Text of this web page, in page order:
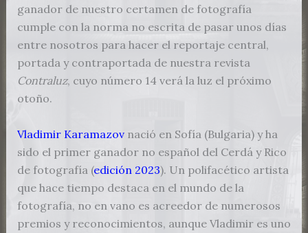
ganador de nuestro certamen de fotografía
cumple con la norma no escrita de pasar unos días
entre nosotros para hacer el reportaje central,
portada y contraportada de nuestra revista
Contraluz, cuyo número 14 verá la luz el próximo
otoño.
Vladimir Karamazovnació en Sofía (Bulgaria) y ha
sido el primer ganador no español del Cerdá y Rico
de fotografía (edición 2023). Un polifacético artista
que hace tiempo destaca en el mundo de la
fotografía, no en vano es acreedor de numerosos
premios y reconocimientos, aunque Vladimir es uno